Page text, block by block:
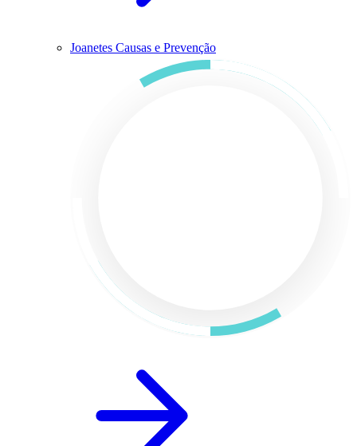
Joanetes Causas e Prevenção